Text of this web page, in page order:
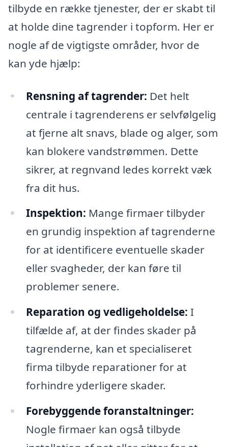
tilbyde en række tjenester, der er skabt til
at holde dine tagrender i topform. Her er
nogle af de vigtigste områder, hvor de
kan yde hjælp:
Rensning af tagrender: Det helt
centrale i tagrenderens er selvfølgelig
at fjerne alt snavs, blade og alger, som
kan blokere vandstrømmen. Dette
sikrer, at regnvand ledes korrekt væk
fra dit hus.
Inspektion: Mange firmaer tilbyder
en grundig inspektion af tagrenderne
for at identificere eventuelle skader
eller svagheder, der kan føre til
problemer senere.
Reparation og vedligeholdelse: I
tilfælde af, at der findes skader på
tagrenderne, kan et specialiseret
firma tilbyde reparationer for at
forhindre yderligere skader.
Forebyggende foranstaltninger:
Nogle firmaer kan også tilbyde